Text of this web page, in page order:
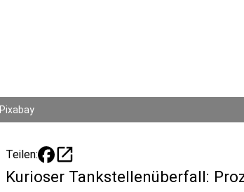
Pixabay
Teilen: open_in_new
Kurioser Tankstellenüberfall: